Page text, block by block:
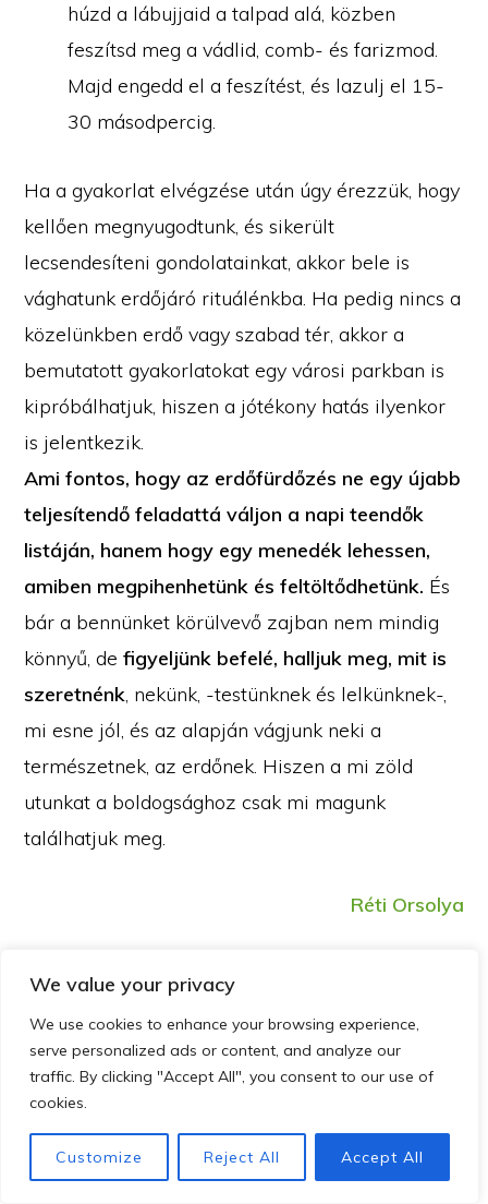
We value your privacy
We use cookies to enhance your browsing experience,
serve personalized ads or content, and analyze our
traffic. By clicking "Accept All", you consent to our use of
cookies.
Customize Reject All Accept All
húzd a lábujjaid a talpad alá, közben
feszítsd meg a vádlid, comb- és farizmod.
Majd engedd el a feszítést, és lazulj el 15-
30 másodpercig.
Ha a gyakorlat elvégzése után úgy érezzük, hogy
kellően megnyugodtunk, és sikerült
lecsendesíteni gondolatainkat, akkor bele is
vághatunk erdőjáró rituálénkba. Ha pedig nincs a
közelünkben erdő vagy szabad tér, akkor a
bemutatott gyakorlatokat egy városi parkban is
kipróbálhatjuk, hiszen a jótékony hatás ilyenkor
is jelentkezik.
Ami fontos, hogy az erdőfürdőzés ne egy újabb
teljesítendő feladattá váljon a napi teendők
listáján, hanem hogy egy menedék lehessen,
amiben megpihenhetünk és feltöltődhetünk. És
bár a bennünket körülvevő zajban nem mindig
könnyű, defigyeljünk befelé, halljuk meg, mit is
szeretnénk, nekünk, -testünknek és lelkünknek-,
mi esne jól, és az alapján vágjunk neki a
természetnek, az erdőnek. Hiszen a mi zöld
utunkat a boldogsághoz csak mi magunk
találhatjuk meg.
Réti Orsolya
Felhasznált irodalom:
Dr. Csing Li: Sinrin-Joku – A fák gyógyító ereje
(Kossuth Kiadó 2018)
Sarah Ivens: Erdőterápia – Sinrin-joku, avagy a
zöld út a boldogsághoz (Libri Kiadó 2018)
Martha Davis, Elizabeth Robbins Eshelman,
Copyright © 2026 · szemelyisegfejlesztocentrum.hu · info@szfc.hu
LINKEDIN